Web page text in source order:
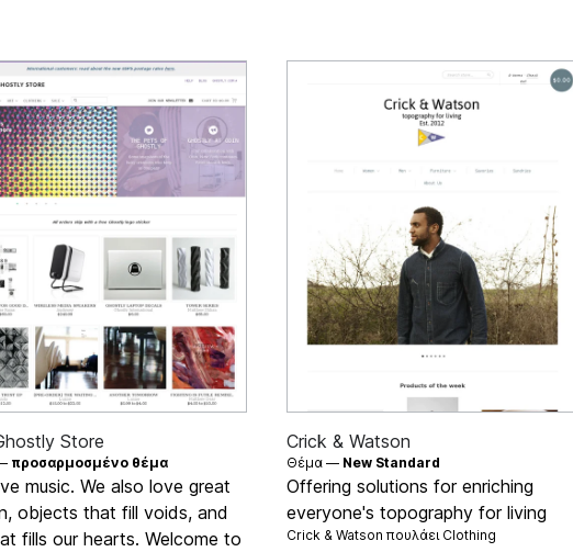
Store
προσαρμοσμένο θέμα
music. We also love great
objects that fill voids, and
fills our hearts. Welcome to
Crick & Watson
Θέμα — New Standard
Offering solutions for enriching
everyone's topography for living
Crick & Watson πουλάει Clothing